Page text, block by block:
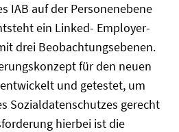
IAB auf der Personenebene
ein Linked- Employer-
drei Beobachtungsebenen.
für den neuen
und getestet, um
Sozialdatenschutzes gerecht
hierbei ist die